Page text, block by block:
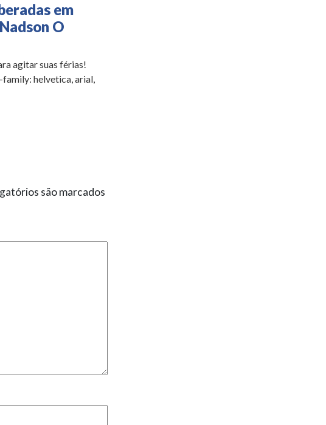
em
O
agitar suas férias!
helvetica, arial,
são marcados